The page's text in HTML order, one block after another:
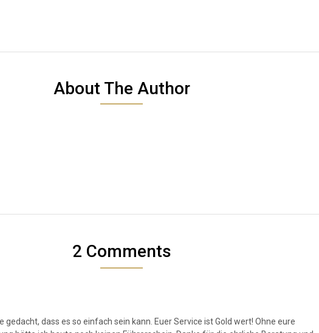
About The Author
2 Comments
gedacht, dass es so einfach sein kann. Euer Service ist Gold wert! Ohne eure